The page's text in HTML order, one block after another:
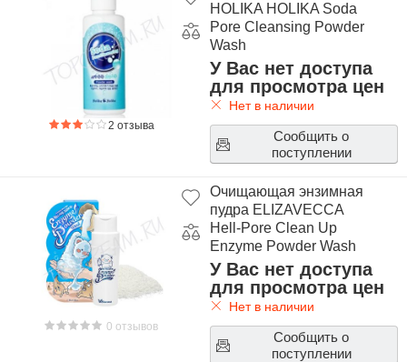
2 отзыва
HOLIKA HOLIKA Soda
Pore Cleansing Powder
Wash
У Вас нет доступа
для просмотра цен
Нет в наличии
Сообщить о
поступлении
0 отзывов
Очищающая энзимная
пудра ELIZAVECCA
Hell-Pore Clean Up
Enzyme Powder Wash
У Вас нет доступа
для просмотра цен
Нет в наличии
Сообщить о
поступлении